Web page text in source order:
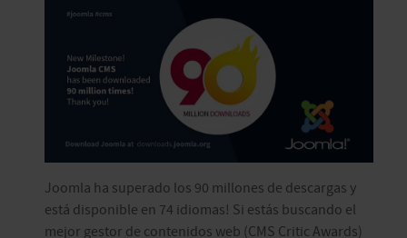
Joomla ha superado los 90 millones de descargas y
está disponible en 74 idiomas! Si estás buscando el
mejor gestor de contenidos web (CMS Critic Awards)